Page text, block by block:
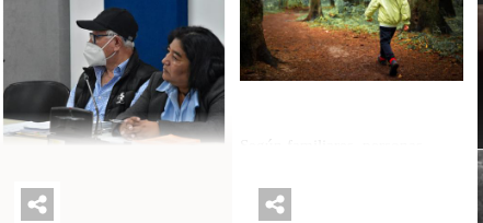
La Sala de Corte de Apelaciones
del jueves de su casa y lo